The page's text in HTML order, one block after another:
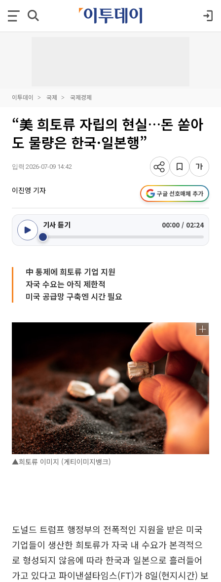
이투데이 국제 국제경제
“美 희토류 자립의 현실…돈 쏟아
도 물량은 한국·일본행”
입력 2026-07-09 14:42
이진영 기자 구글 선호매체 추가
기사 듣기 00:00 / 02:24
中 통제에 희토류 기업 지원
자국 수요는 아직 제한적
미국 공급망 구축엔 시간 필요
▲희토류 이미지 (게티이미지뱅크)
도널드 트럼프 행정부의 전폭적인 지원을 받은 미국
기업들이 생산한 희토류가 자국 내 수요가 본격적으
로 형성되지 않음에 따라 한국과 일본으로 흘러들어
가고 있다고 파이낸셜타임스(FT)가 8일(현지시간) 보